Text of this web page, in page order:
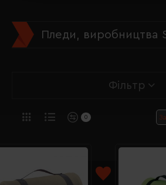
Пледи, виробництва
Фільтр
0